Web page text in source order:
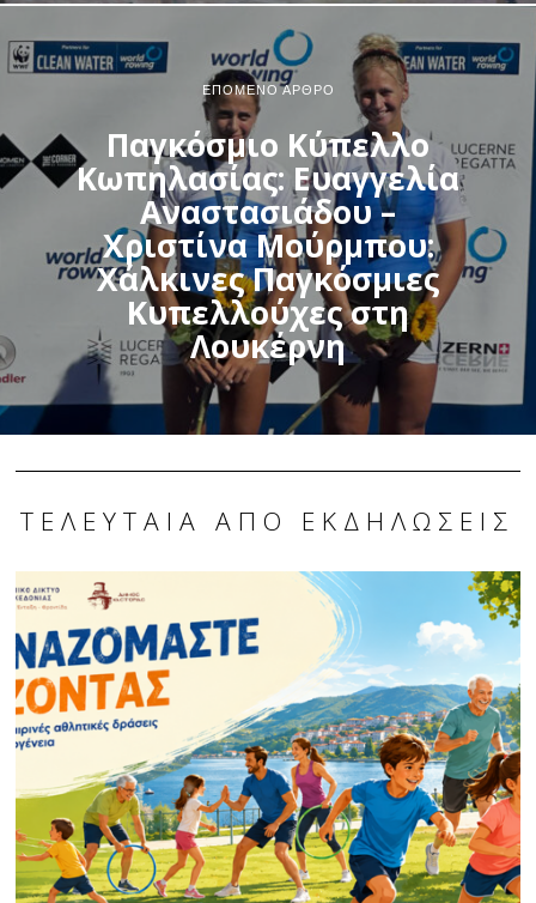
ΕΠΌΜΕΝΟ ΆΡΘΡΟ
Παγκόσμιο Κύπελλο
Κωπηλασίας: Ευαγγελία
Αναστασιάδου –
Χριστίνα Μούρμπου:
Χάλκινες Παγκόσμιες
Κυπελλούχες στη
Λουκέρνη
ΤΕΛΕΥΤΑΊΑ ΑΠΌ ΕΚΔΗΛΏΣΕΙΣ